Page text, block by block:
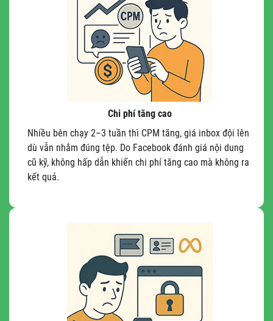
Chi phí tăng cao
Nhiều bên chạy 2–3 tuần thì CPM tăng, giá inbox đội lên
dù vẫn nhắm đúng tệp. Do Facebook đánh giá nội dung
cũ kỹ, không hấp dẫn khiến chi phí tăng cao mà không ra
kết quả.